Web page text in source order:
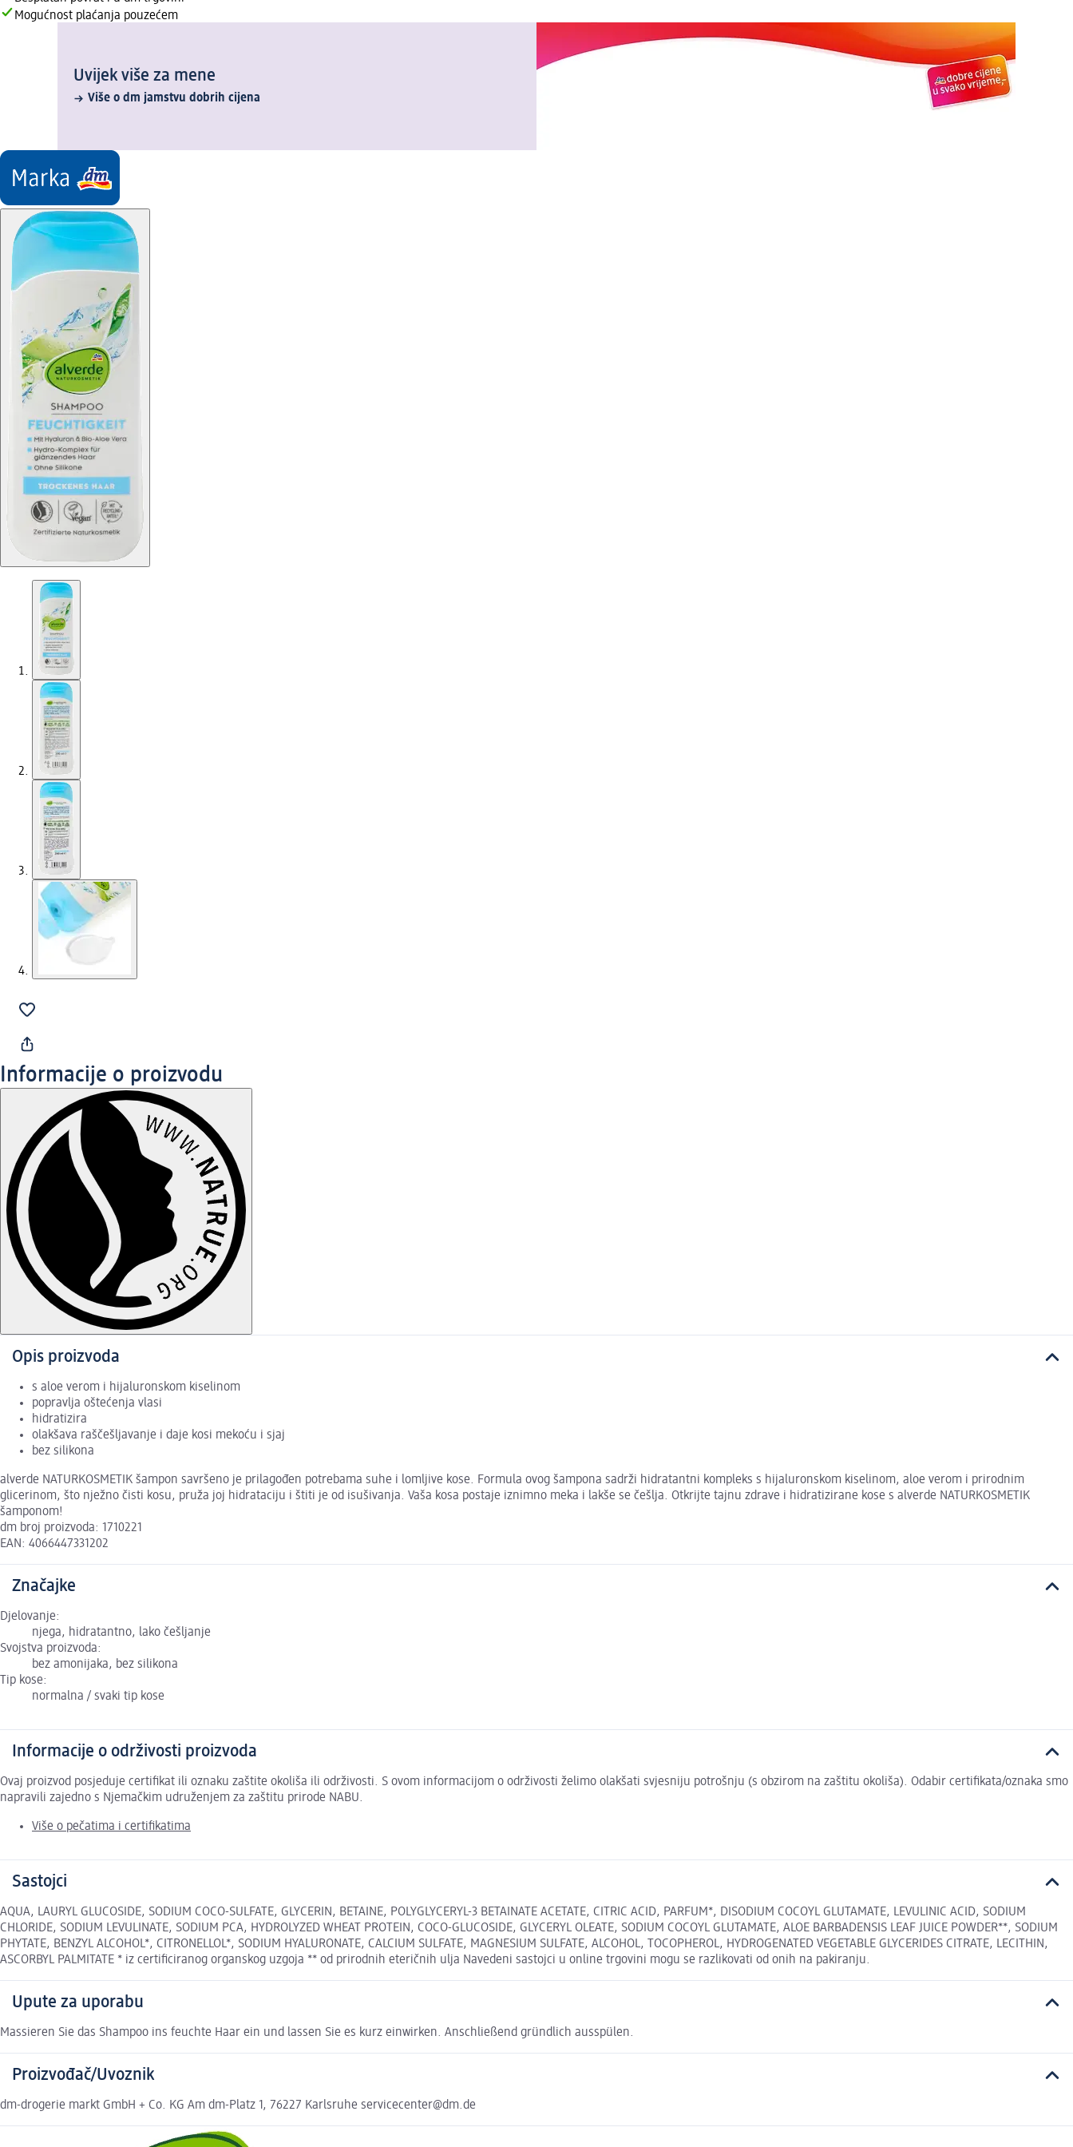
Mogućnost plaćanja pouzećem
Uvijek više za mene
Više o dm jamstvu dobrih cijena
Informacije o proizvodu
Opis proizvoda
s aloe verom i hijaluronskom kiselinom
popravlja oštećenja vlasi
hidratizira
olakšava raščešljavanje i daje kosi mekoću i sjaj
bez silikona
alverde NATURKOSMETIK šampon savršeno je prilagođen potrebama suhe i lomljive kose. Formula ovog šampona sadrži hidratantni kompleks s hijaluronskom kiselinom, aloe verom i prirodnim
glicerinom, što nježno čisti kosu, pruža joj hidrataciju i štiti je od isušivanja. Vaša kosa postaje iznimno meka i lakše se češlja. Otkrijte tajnu zdrave i hidratizirane kose s alverde NATURKOSMETIK
šamponom!
dm broj proizvoda: 1710221
EAN: 4066447331202
Značajke
Djelovanje:
njega, hidratantno, lako češljanje
Svojstva proizvoda:
bez amonijaka, bez silikona
Tip kose:
normalna / svaki tip kose
Informacije o održivosti proizvoda
Ovaj proizvod posjeduje certifikat ili oznaku zaštite okoliša ili održivosti. S ovom informacijom o održivosti želimo olakšati svjesniju potrošnju (s obzirom na zaštitu okoliša). Odabir certifikata/oznaka smo
napravili zajedno s Njemačkim udruženjem za zaštitu prirode NABU.
Više o pečatima i certifikatima
Sastojci
AQUA, LAURYL GLUCOSIDE, SODIUM COCO-SULFATE, GLYCERIN, BETAINE, POLYGLYCERYL-3 BETAINATE ACETATE, CITRIC ACID, PARFUM*, DISODIUM COCOYL GLUTAMATE, LEVULINIC ACID, SODIUM
CHLORIDE, SODIUM LEVULINATE, SODIUM PCA, HYDROLYZED WHEAT PROTEIN, COCO-GLUCOSIDE, GLYCERYL OLEATE, SODIUM COCOYL GLUTAMATE, ALOE BARBADENSIS LEAF JUICE POWDER**, SODIUM
PHYTATE, BENZYL ALCOHOL*, CITRONELLOL*, SODIUM HYALURONATE, CALCIUM SULFATE, MAGNESIUM SULFATE, ALCOHOL, TOCOPHEROL, HYDROGENATED VEGETABLE GLYCERIDES CITRATE, LECITHIN,
ASCORBYL PALMITATE * iz certificiranog organskog uzgoja ** od prirodnih eteričnih ulja Navedeni sastojci u online trgovini mogu se razlikovati od onih na pakiranju.
Upute za uporabu
Massieren Sie das Shampoo ins feuchte Haar ein und lassen Sie es kurz einwirken. Anschließend gründlich ausspülen.
Proizvođač/Uvoznik
dm-drogerie markt GmbH + Co. KG Am dm-Platz 1, 76227 Karlsruhe servicecenter@dm.de